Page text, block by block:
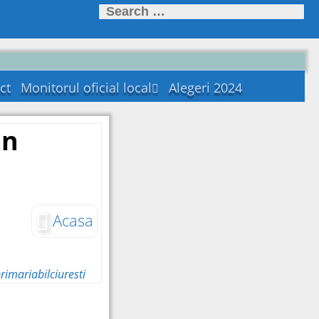
Search for:
Monitorul oficial local
Statutul unității
deliberative
Dispozițiile autorității
Alegeri 2024
Acasa